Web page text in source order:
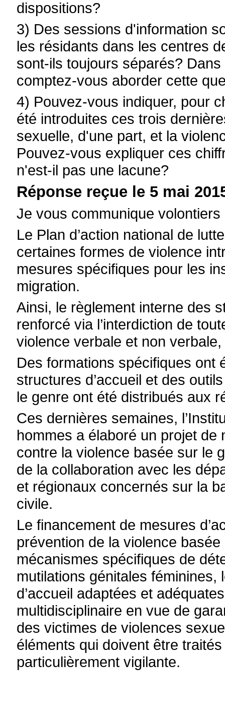
dispositions?
3) Des sessions d'information
les résidants dans les centres
sont-ils toujours séparés?
comptez-vous aborder cette
4) Pouvez-vous indiquer, pour
été introduites ces trois
sexuelle, d'une part, et la
Pouvez-vous expliquer ces
n'est-il pas une lacune?
Réponse reçue le 5 mai
Je vous communique
Le Plan d’action national de
certaines formes de violence
mesures spécifiques pour les
migration.
Ainsi, le règlement interne des
renforcé via l’interdiction de
violence verbale et non
Des formations spécifiques ont
structures d’accueil et des
le genre ont été distribués aux
Ces dernières semaines,
hommes a élaboré un projet de
contre la violence basée sur le
de la collaboration avec les
et régionaux concernés sur la
civile.
Le financement de mesures
prévention de la violence
mécanismes spécifiques de
mutilations génitales
d’accueil adaptées et
multidisciplinaire en vue de
des victimes de violences
éléments qui doivent être
particulièrement vigilante.